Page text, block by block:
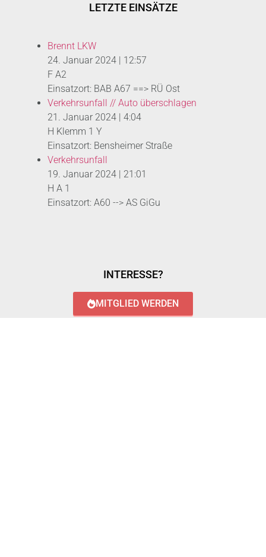
LETZTE EINSÄTZE
Brennt LKW
24. Januar 2024 | 12:57
F A2
Einsatzort: BAB A67 ==> RÜ Ost
Verkehrsunfall // Auto überschlagen
21. Januar 2024 | 4:04
H Klemm 1 Y
Einsatzort: Bensheimer Straße
Verkehrsunfall
19. Januar 2024 | 21:01
H A 1
Einsatzort: A60 --> AS GiGu
INTERESSE?
MITGLIED WERDEN